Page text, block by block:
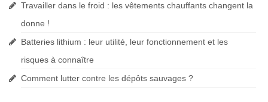
Travailler dans le froid : les vêtements chauffants changent la
donne !
Batteries lithium : leur utilité, leur fonctionnement et les
risques à connaître
Comment lutter contre les dépôts sauvages ?